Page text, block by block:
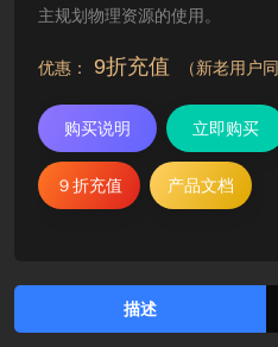
主规划物理资源的使用。
优惠： 9折充值 （新老用户同
购买说明 立即购买
９折充值 产品文档
描述